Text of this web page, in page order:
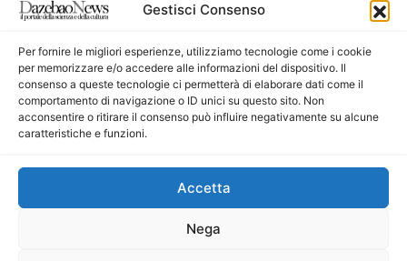
Gestisci Consenso
Per fornire le migliori esperienze, utilizziamo tecnologie come i cookie
per memorizzare e/o accedere alle informazioni del dispositivo. Il
consenso a queste tecnologie ci permetterà di elaborare dati come il
comportamento di navigazione o ID unici su questo sito. Non
acconsentire o ritirare il consenso può influire negativamente su alcune
caratteristiche e funzioni.
Accetta
Nega
Nome
Main partner